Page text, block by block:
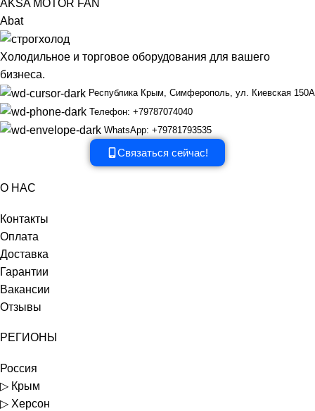
AKSA MOTOR FAN
Abat
Холодильное и торговое оборудования для вашего
бизнеса.
Республика Крым, Симферополь, ул. Киевская 150А
Телефон: +79787074040
WhatsApp: +79781793535
Связаться сейчас!
О НАС
Контакты
Оплата
Доставка
Гарантии
Вакансии
Отзывы
РЕГИОНЫ
Россия
▷ Крым
▷ Херсон